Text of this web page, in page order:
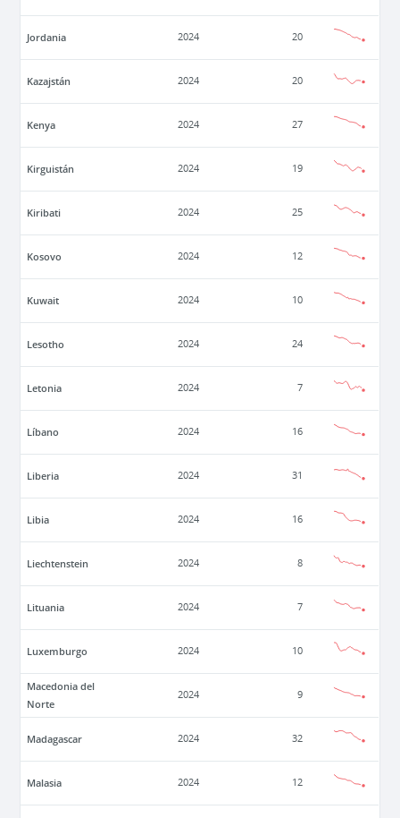
Jordania 2024 20
Kazajstán 2024 20
Kenya 2024 27
Kirguistán 2024 19
Kiribati 2024 25
Kosovo 2024 12
Kuwait 2024 10
Lesotho 2024 24
Letonia 2024 7
Líbano 2024 16
Liberia 2024 31
Libia 2024 16
Liechtenstein 2024 8
Lituania 2024 7
Luxemburgo 2024 10
Macedonia del
Norte
2024 9
Madagascar 2024 32
Malasia 2024 12